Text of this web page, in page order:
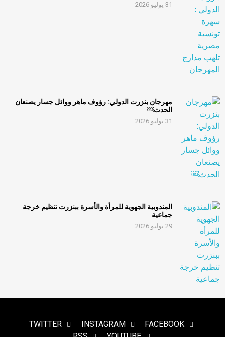
31 يوليو 2026
مهرجان بنزرت الدولي: رؤوف ماهر ووائل جسار يصنعان
الحدث￼
31 يوليو 2026
المندوبية الجهوية للمرأة والأسرة ببنزرت تنظيم خرجة
جماعية
29 يوليو 2026
FACEBOOK
INSTAGRAM
TWITTER